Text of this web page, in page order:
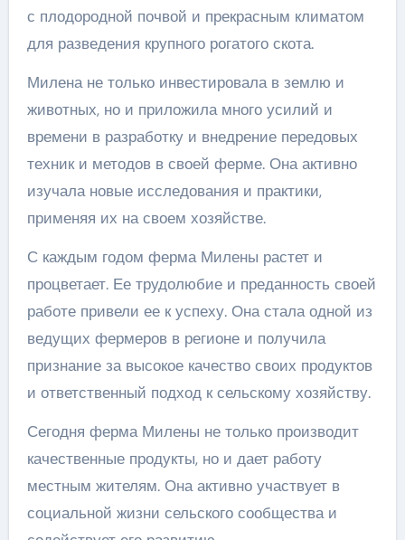
с плодородной почвой и прекрасным климатом
для разведения крупного рогатого скота.
Милена не только инвестировала в землю и
животных, но и приложила много усилий и
времени в разработку и внедрение передовых
техник и методов в своей ферме. Она активно
изучала новые исследования и практики,
применяя их на своем хозяйстве.
С каждым годом ферма Милены растет и
процветает. Ее трудолюбие и преданность своей
работе привели ее к успеху. Она стала одной из
ведущих фермеров в регионе и получила
признание за высокое качество своих продуктов
и ответственный подход к сельскому хозяйству.
Сегодня ферма Милены не только производит
качественные продукты, но и дает работу
местным жителям. Она активно участвует в
социальной жизни сельского сообщества и